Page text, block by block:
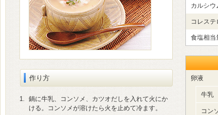
作り方
1. 鍋に牛乳、コンソメ、カツオだしを入れて火にか
ける。コンソメが溶けたら火を止めて冷ます。
カルシウ
コレステ
食塩相当
卵液
牛乳
コン